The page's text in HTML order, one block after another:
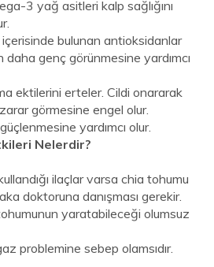
3 yağ asitleri kalp sağlığını
bulunan antioksidanlar
genç görünmesine yardımcı
ektilerini erteler. Cildi onararak
görmesine engel olur.
yardımcı olur.
Nelerdir?
ilaçlar varsa chia tohumu
doktoruna danışması gerekir.
yaratabileceği olumsuz
problemine sebep olamsıdır.